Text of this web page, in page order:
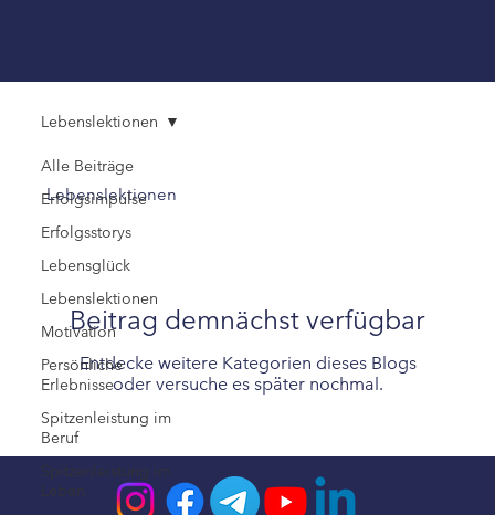
Alle Beiträge
Erfolgsimpulse
Erfolgsstorys
Lebensglück
Lebenslektionen
Motivation
Persönliche
Erlebnisse
Spitzenleistung im
Beruf
Spitzenleistung im
Leben
Lebenslektionen
Lebenslektionen
Beitrag demnächst verfügbar
Entdecke weitere Kategorien dieses Blogs
oder versuche es später nochmal.